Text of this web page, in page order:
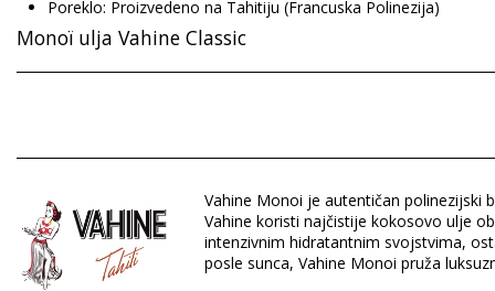
Poreklo: Proizvedeno na Tahitiju (Francuska Polinezija)
Monoï ulja Vahine Classic
Odsek: Unisex, Monoï ulja
Pakovanje uključuje: 1 x Monoï ulja (Drugi pribor koji nije
HS CODE: 330499
SKU: 198206
Vahine Monoi je autentičan polinezijski
Vahine koristi najčistije kokosovo ulje
intenzivnim hidratantnim svojstvima,
posle sunca, Vahine Monoi pruža